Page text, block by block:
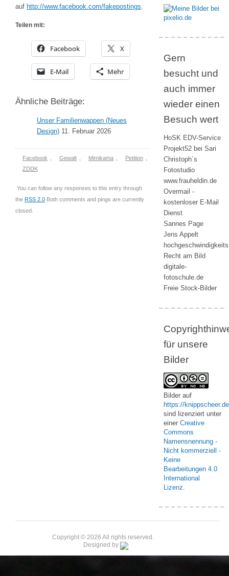
auf http://www.facebook.com/fakepostings.
Teilen mit:
Facebook X
E-Mail Mehr
Ähnliche Beiträge:
Unser Familienwappen (Neues
Design) 11. Februar 2026
Facebook Gewalt Mimikama Petition
ZDDK
You can follow any responses to this entry through
the RSS 2.0 Both comments and pings are currently
closed.
Gern
besucht und
auch immer
wieder einen
Besuch wert
HoSK EDV-Service
Projekt52 bei Sari
Christoph´s
Fotostudio
www.frauheldin.de
Overmail -
kostenloser E-Mail
Dienst
Sannes Page
Jens Appelt
Recht am Bild
digitale-
fotoschule.de
Freie Stock-Bilder
für unsere
Bilder
Bilder auf
https://knippscheer.de
sind lizenziert unter
einer Creative
Commons
Namensnennung -
Nicht kommerziell -
Keine
Bearbeitungen 4.0
International
Lizenz.
Copyright © 2026 All rights reserved.
Designed by